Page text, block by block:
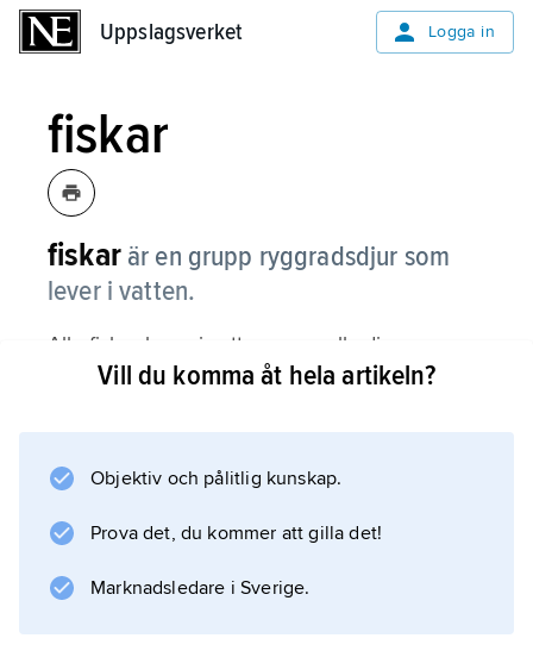
Uppslagsverket Logga in
fiskar
fiskar är en grupp ryggradsdjur som
lever i vatten.
Alla fiskar lever i vatten, men alla djur som
lever i vatten är inte fiskar. Valar påminner om
blötdjur och släkt med musslor och sniglar.
Uppbyggnad
Vill du komma åt hela artikeln?
Objektiv och pålitlig kunskap.
Prova det, du kommer att gilla det!
Marknadsledare i Sverige.